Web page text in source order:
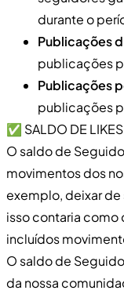
durante o
Publicações
publicações
Publicações
publicações
✅ SALDO DE LIKES
O saldo de
movimentos dos
exemplo, deixar de
isso contaria como
incluídos
O saldo de
da nossa